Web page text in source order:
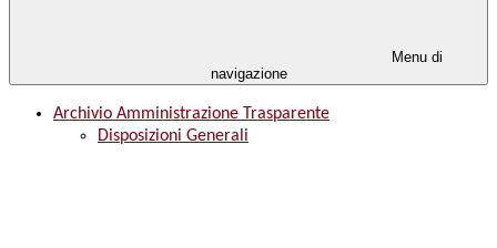
Menu di
navigazione
Archivio Amministrazione Trasparente
Disposizioni Generali